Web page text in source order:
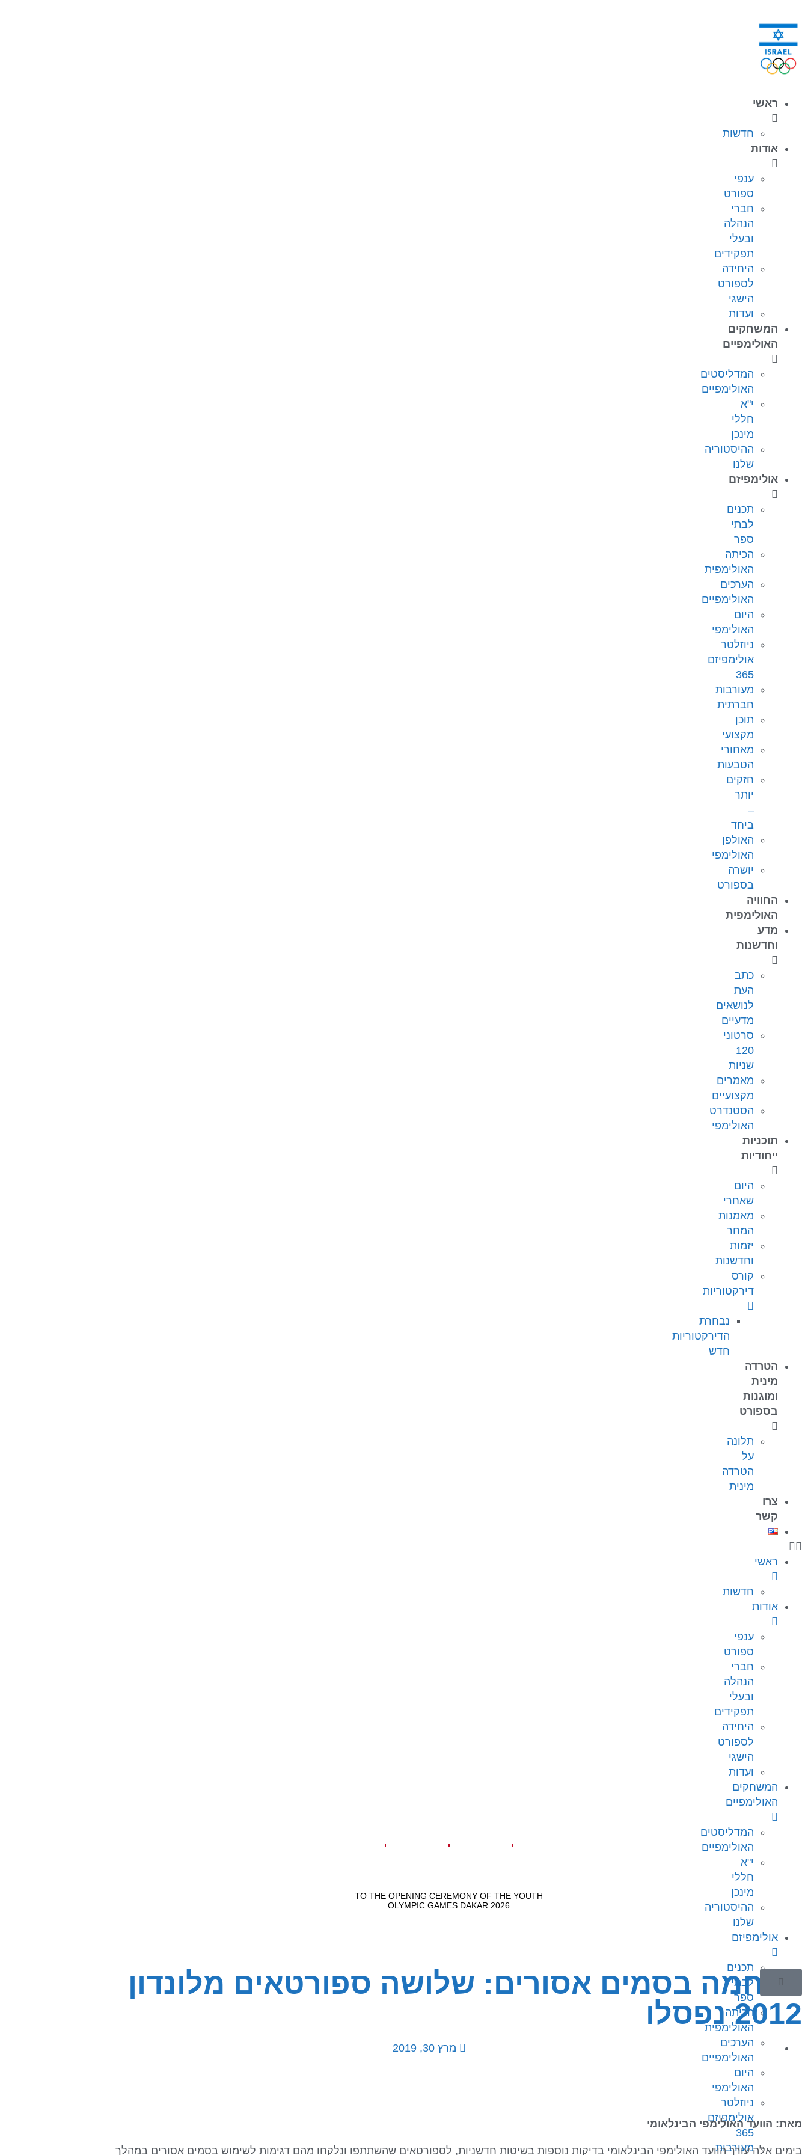
ראשי
חדשות
אודות
ענפי
ספורט
חברי
הנהלה
ובעלי
תפקידים
היחידה
לספורט
הישגי
ועדות
המשחקים
האולימפיים
המדליסטים
האולימפיים
י"א
חללי
מינכן
ההיסטוריה
שלנו
אולימפיזם
תכנים
לבתי
ספר
הכיתה
האולימפית
הערכים
האולימפיים
היום
האולימפי
ניוזלטר
אולימפיזם
365
מעורבות
חברתית
תוכן
מקצועי
מאחורי
הטבעות
חזקים
יותר
–
ביחד
האולפן
האולימפי
יושרה
בספורט
החוויה
האולימפית
מדע
וחדשנות
כתב
העת
לנושאים
מדעיים
סרטוני
120
שניות
מאמרים
מקצועיים
הסטנדרט
האולימפי
תוכניות
ייחודיות
היום
שאחרי
מאמנות
המחר
יזמות
וחדשנות
קורס
דירקטוריות
נבחרת
הדירקטוריות
חדש
הטרדה
מינית
ומוגנות
בספורט
תלונה
על
הטרדה
מינית
צרו
קשר
ראשי
חדשות
אודות
ענפי
ספורט
חברי
הנהלה
ובעלי
תפקידים
היחידה
לספורט
הישגי
ועדות
המשחקים
האולימפיים
המדליסטים
האולימפיים
י"א
חללי
מינכן
ההיסטוריה
שלנו
אולימפיזם
תכנים
לבתי
ספר
הכיתה
האולימפית
הערכים
האולימפיים
היום
האולימפי
ניוזלטר
אולימפיזם
365
מעורבות
מלחמה בסמים אסורים: שלושה ספורטאים מלונדון
2012 נפסלו
מרץ 30, 2019
מאת: הוועד האולימפי הבינלאומי
בימים אלה עורך הוועד האולימפי הבינלאומי בדיקות נוספות בשיטות חדשניות, לספורטאים שהשתתפו ונלקחו מהם דגימות לשימוש בסמים אסורים במהלך